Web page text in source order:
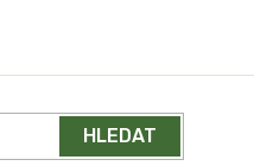
HLEDAT